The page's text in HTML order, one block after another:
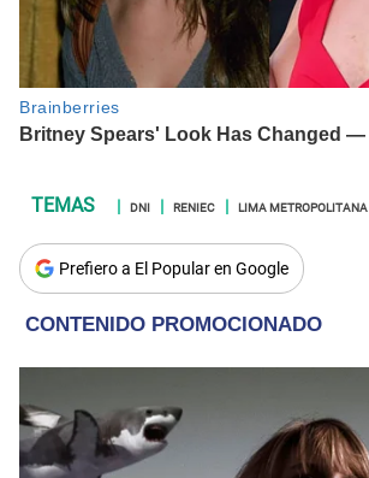
DNI RENIEC LIMA METROPOLITANA
Prefiero a El Popular en Google